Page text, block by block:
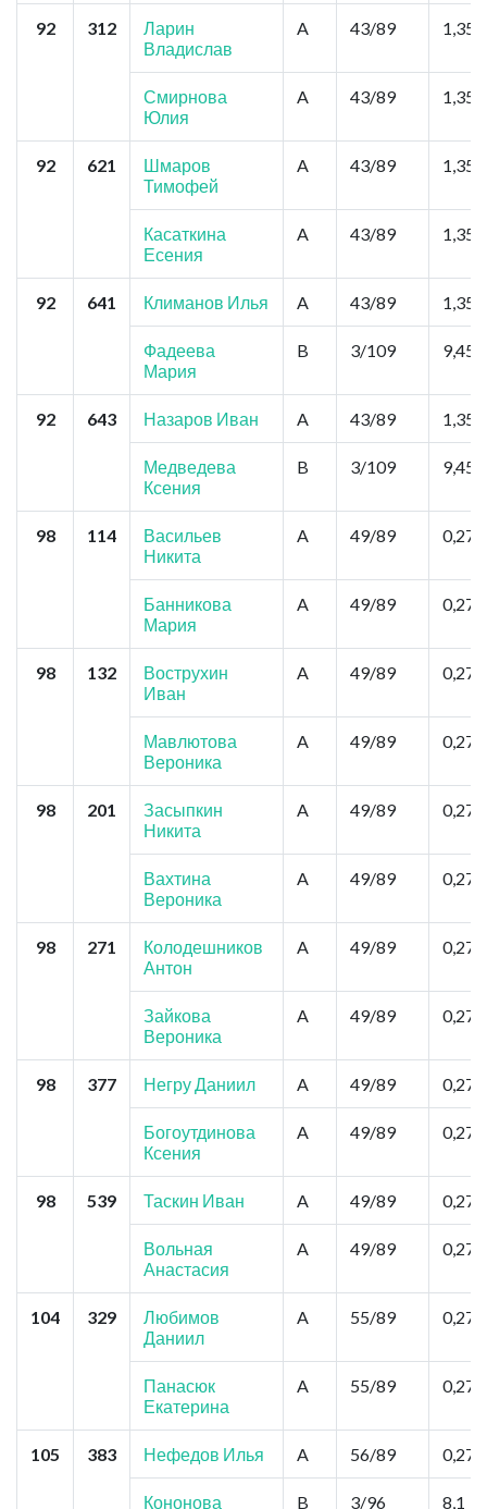
92 312
Ларин
Владислав
A 43/89 1,35
Смирнова
Юлия
A 43/89 1,35
92 621
Шмаров
Тимофей
A 43/89 1,35
Касаткина
Есения
A 43/89 1,35
92 641 Климанов Илья A 43/89 1,35
Фадеева
Мария
B 3/109 9,45
92 643 Назаров Иван A 43/89 1,35
Медведева
Ксения
B 3/109 9,45
98 114
Васильев
Никита
A 49/89 0,27
Банникова
Мария
A 49/89 0,27
98 132
Вострухин
Иван
A 49/89 0,27
Мавлютова
Вероника
A 49/89 0,27
98 201
Засыпкин
Никита
A 49/89 0,27
Вахтина
Вероника
A 49/89 0,27
98 271
Колодешников
Антон
A 49/89 0,27
Зайкова
Вероника
A 49/89 0,27
98 377 Негру Даниил A 49/89 0,27
Богоутдинова
Ксения
A 49/89 0,27
98 539 Таскин Иван A 49/89 0,27
Вольная
Анастасия
A 49/89 0,27
104 329
Любимов
Даниил
A 55/89 0,27
Панасюк
Екатерина
A 55/89 0,27
105 383 Нефедов Илья A 56/89 0,27
Кононова B 3/96 8,1